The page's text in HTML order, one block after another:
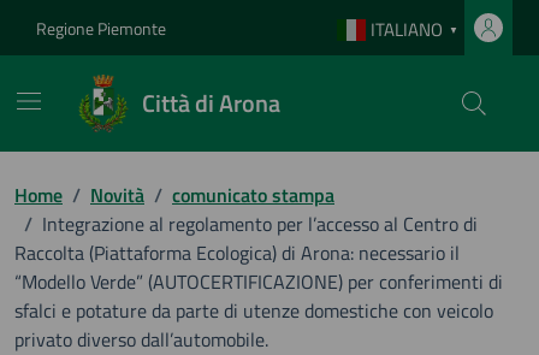
Regione Piemonte ITALIANO ▼
Città di Arona
Home / Novità / comunicato stampa
/ Integrazione al regolamento per l’accesso al Centro di
Raccolta (Piattaforma Ecologica) di Arona: necessario il
“Modello Verde” (AUTOCERTIFICAZIONE) per conferimenti di
sfalci e potature da parte di utenze domestiche con veicolo
privato diverso dall’automobile.